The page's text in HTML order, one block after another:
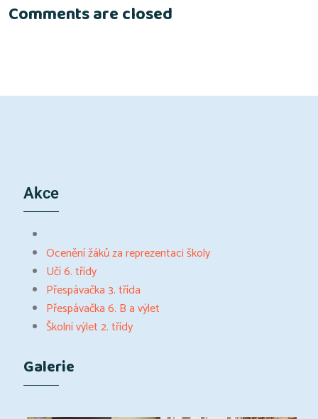
Comments are closed
Akce
Ocenění žáků za reprezentaci školy
Učí 6. třídy
Přespávačka 3. třída
Přespávačka 6. B a výlet
Školní výlet 2. třídy
Galerie